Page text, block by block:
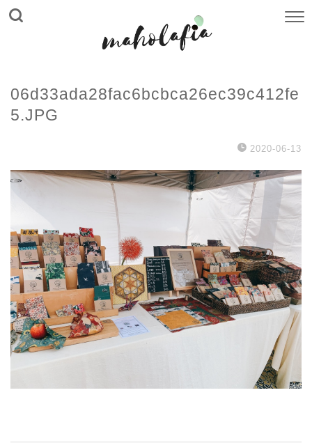
06d33ada28fac6bcbca26ec39c412fe
5.JPG
2020-06-13